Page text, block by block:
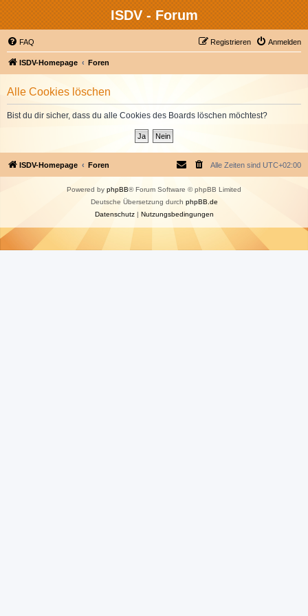
ISDV - Forum
FAQ Anmelden
Registrieren
ISDV-Homepage Foren
Alle Cookies löschen
Bist du dir sicher, dass du alle Cookies des Boards löschen möchtest?
ISDV-Homepage Foren Alle Zeiten sind UTC+02:00
Powered by phpBB® Forum Software © phpBB Limited
Deutsche Übersetzung durch phpBB.de
Datenschutz| Nutzungsbedingungen